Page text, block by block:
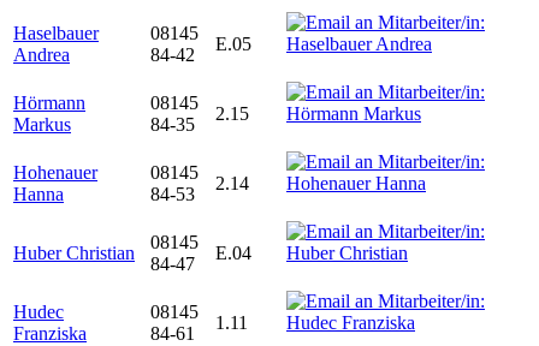
Haselbauer
Andrea
08145
84-42
E.05
Hörmann
Markus
08145
84-35
2.15
Hohenauer
Hanna
08145
84-53
2.14
Huber Christian
08145
84-47
E.04
Hudec
Franziska
08145
84-61
1.11